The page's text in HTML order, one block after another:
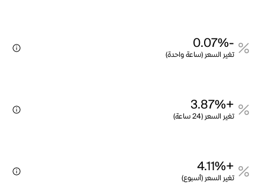
-0.07%
تغير السعر (ساعة واحدة)
+3.87%
تغير السعر (24 ساعة)
+4.11%
تغير السعر (أسبوع)